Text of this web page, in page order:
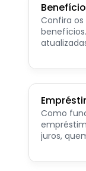
Confira os
benefícios. Aqui você tem informações
Como
juros,